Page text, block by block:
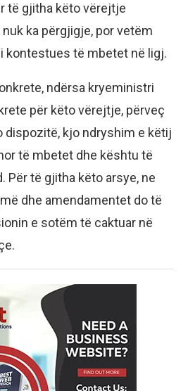
të gjitha këto vërejtje
ka përgjigje, por vetëm
kontestues të mbetet në ligj.
ndërsa kryeministri
për këto vërejtje, përveç
dispozitë, kjo ndryshim e këtij
të mbetet dhe kështu të
Për të gjitha këto arsye, ne
dhe amendamentet do të
e sotëm të caktuar në